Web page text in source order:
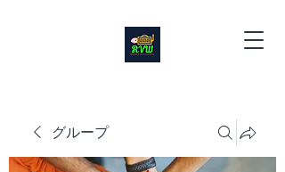
グループ